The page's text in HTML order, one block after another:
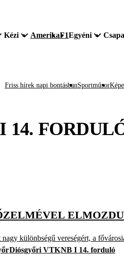
Kézi AmerikaF1Egyéni
Friss hírek napi bontásbanSportműsor
14.
különbségű vereségért, a
Diósgyőri VTKNB I 14. forduló